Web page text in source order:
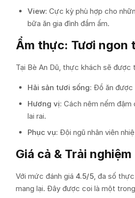
View: Cực kỳ phù hợp cho
bữa ăn gia đình đầm ấm.
Ẩm thực: Tươi ngon
Tại Bè An Dũ, thực khách sẽ được
Hải sản tươi sống: Đồ ăn được
Hương vị: Cách nêm nếm đậm
lai rai.
Phục vụ: Đội ngũ nhân viên
Giá cả & Trải nghiệm
Với mức đánh giá 4.5/5, đa số
mang lại. Đây được coi là một